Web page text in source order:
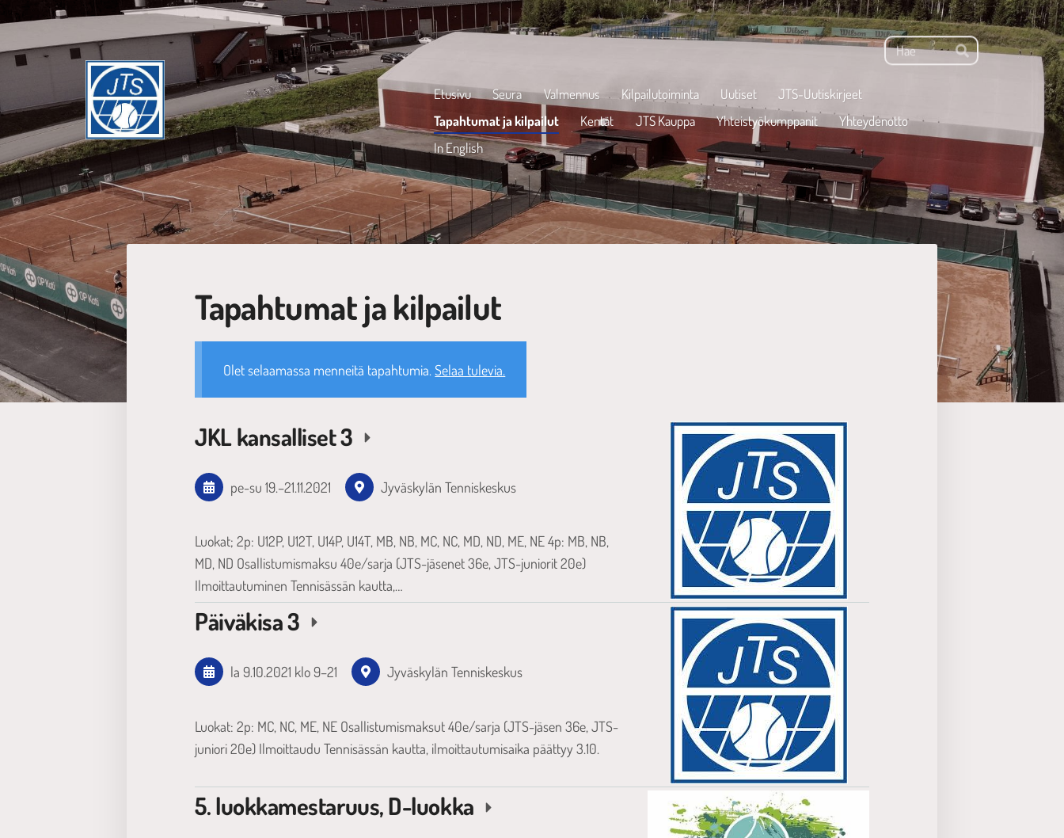
Siirry
sisältöön
Haku
Hae
Jyväskylän Tennisseura ry
Etusivu Seura Valmennus Kilpailutoiminta Uutiset
JTS-Uutiskirjeet
Tapahtumat ja kilpailut
Kentät JTS Kauppa Yhteistyökumppanit
Yhteydenotto
In English
Tapahtumat ja kilpailut
Olet selaamassa menneitä tapahtumia.Selaa tulevia.
JKL kansalliset 3
pe-su19.–21.11.2021 Jyväskylän Tenniskeskus
Luokat; 2p: U12P, U12T, U14P, U14T, MB, NB, MC, NC, MD, ND, ME, NE 4p: MB, NB,
MD, ND Osallistumismaksu 40e/sarja (JTS-jäsenet 36e, JTS-juniorit 20e)
Ilmoittautuminen Tennisässän kautta,…
Päiväkisa 3
la 9.10.2021 klo 9–21 Jyväskylän Tenniskeskus
Luokat: 2p: MC, NC, ME, NE Osallistumismaksut 40e/sarja (JTS-jäsen 36e, JTS-
juniori 20e) Ilmoittaudu Tennisässän kautta, ilmoittautumisaika päättyy 3.10.
5. luokkamestaruus, D-luokka